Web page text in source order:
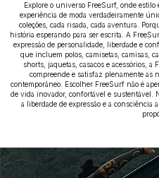
tecido,cintos,óculos de sol
super confortáveis.
acompanham
Explore o universo FreeSurf, onde
experiência de moda verdadeiramente
coleções, cada risada, cada aventura.
história esperando para ser escrita. A
expressão de personalidade, liberdade e
que incluem polos, camisetas, camisas,
shorts, jaquetas, casacos e acessórios, a
compreende e satisfaz plenamente as
contemporâneo. Escolher FreeSurf não é
de vida inovador, confortável e sustentável.
a liberdade de expressão e a consciência